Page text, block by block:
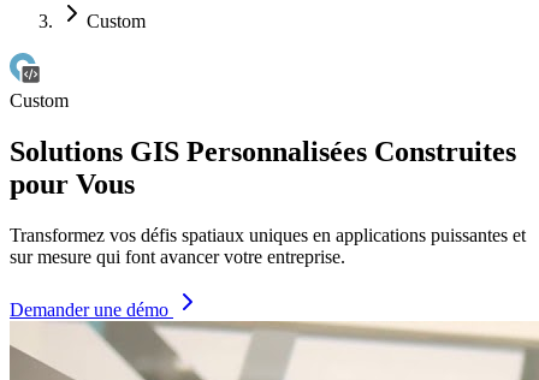
Custom
Custom
Solutions GIS Personnalisées Construites
pour Vous
Transformez vos défis spatiaux uniques en applications puissantes et
sur mesure qui font avancer votre entreprise.
Demander une démo